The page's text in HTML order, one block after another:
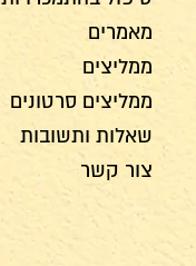
מאמרים
ממליצים
ממליצים סרטונים
שאלות ותשובות
צור קשר